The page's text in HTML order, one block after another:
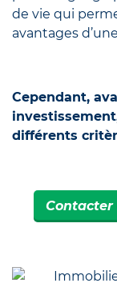
de vie qui
avantages
Cependant,
différents